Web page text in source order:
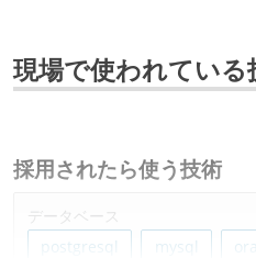
現場で使われている
採用されたら使う技術
データベース
postgresql
mysql